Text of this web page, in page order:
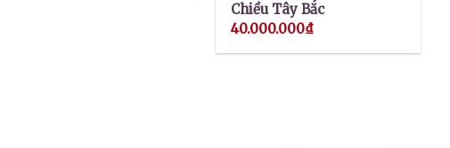
Chiều Tây Bắc
40.000.000₫